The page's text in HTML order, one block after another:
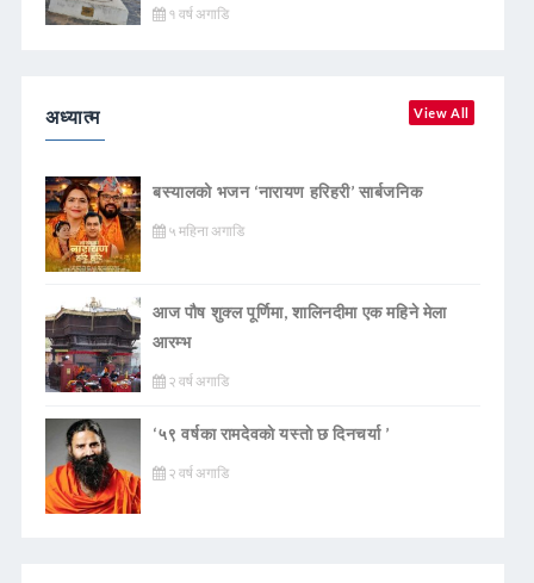
१ वर्ष अगाडि
अध्यात्म View All
बस्यालको भजन ‘नारायण हरिहरी’ सार्बजनिक
५ महिना अगाडि
आज पौष शुक्ल पूर्णिमा, शालिनदीमा एक महिने मेला
आरम्भ
२ वर्ष अगाडि
‘५९ वर्षका रामदेवकाे यस्ताे छ दिनचर्या ’
२ वर्ष अगाडि